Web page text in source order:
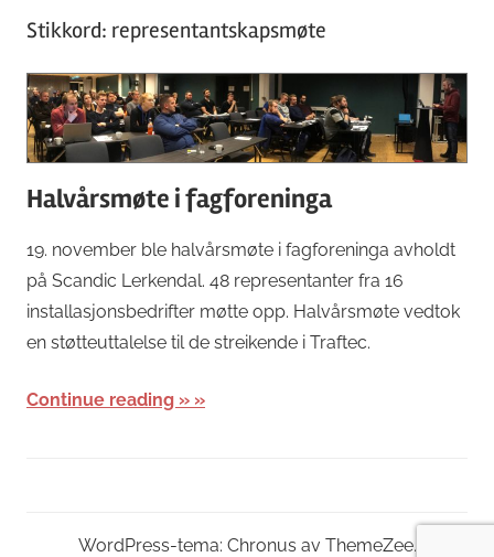
Stikkord: representantskapsmøte
Halvårsmøte i fagforeninga
19. november ble halvårsmøte i fagforeninga avholdt
på Scandic Lerkendal. 48 representanter fra 16
installasjonsbedrifter møtte opp. Halvårsmøte vedtok
en støtteuttalelse til de streikende i Traftec.
Continue reading »
WordPress-tema: Chronus av ThemeZee.